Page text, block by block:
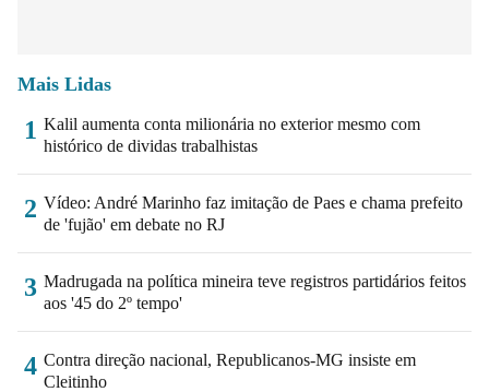
Mais Lidas
1 Kalil aumenta conta milionária no exterior mesmo com
histórico de dividas trabalhistas
2 Vídeo: André Marinho faz imitação de Paes e chama prefeito
de 'fujão' em debate no RJ
3 Madrugada na política mineira teve registros partidários feitos
aos '45 do 2º tempo'
4 Contra direção nacional, Republicanos-MG insiste em
Cleitinho